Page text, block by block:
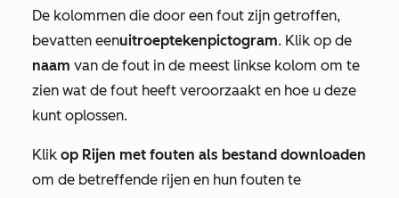
De kolommen die door een fout zijn getroffen,
bevatten eenuitroeptekenpictogram. Klik op de
naam van de fout in de meest linkse kolom om te
zien wat de fout heeft veroorzaakt en hoe u deze
kunt oplossen.
Klik op Rijen met fouten als bestand downloaden
om de betreffende rijen en hun fouten te